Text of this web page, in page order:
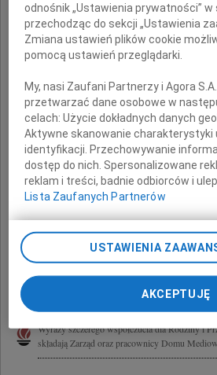
Inne
Z głębokim smutkiem zawiadamiamy, że
lutego 2011 roku w Warszawie na Cmentarzu
Poruszeni odejściem Piotra Parnowskiego
Współpracownikom i Kolegom z Agory
Z wielkim żalem i smutkiem przyjęliśmy
Przyjaciołom z Agory składamy
Z głębokim smutkiem zawiadamiamy o
Martyna, Ola, Marcin Uroczystości
Wyrazy szczerego współczucia dla Rodziny i
składają Zarząd oraz pracownicy Domu
odnośnik „Ustawienia prywatności”
przechodząc do sekcji „Ustawienia
Zmiana ustawień plików cookie
pomocą ustawień przeglądarki.
My, nasi Zaufani Partnerzy i Agora
przetwarzać dane osobowe w
celach:Użycie dokładnych danych
Aktywne skanowanie charakterystyki
identyfikacji. Przechowywanie
dostęp do nich. Spersonalizowane
reklam i treści, badnie odbiorców i
Lista Zaufanych Partnerów
USTAWIENIA
AKCEPTUJĘ